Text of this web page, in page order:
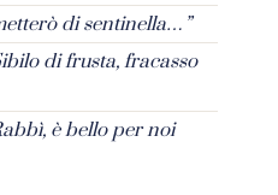
di sentinella…”
di frusta, fracasso
è bello per noi